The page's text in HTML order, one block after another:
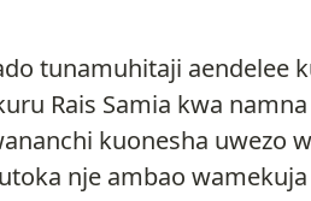
tunamuhitaji aendelee
Rais Samia kwa
kuonesha uwezo
nje ambao